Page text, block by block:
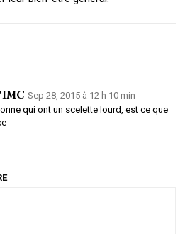
Sep 28, 2015 à 12 h 10 min
qui ont un scelette lourd, est ce que